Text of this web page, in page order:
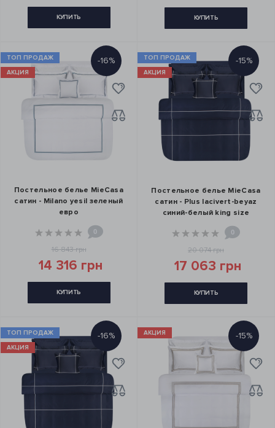
КУПИТЬ КУПИТЬ
ТОП ПРОДАЖ
АКЦИЯ
-16%
Постельное белье MieCasa
сатин - Milano yesil зеленый
евро
0
16 843 грн
14 316 грн
КУПИТЬ
ТОП ПРОДАЖ
АКЦИЯ
-15%
Постельное белье MieCasa
сатин - Plus lacivert-beyaz
синий-белый king size
0
20 074 грн
17 063 грн
КУПИТЬ
ТОП ПРОДАЖ
АКЦИЯ
-16% АКЦИЯ -15%